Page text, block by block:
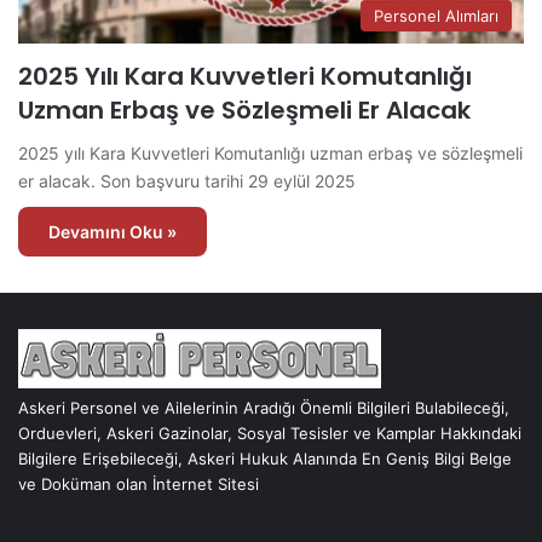
Personel Alımları
2025 Yılı Kara Kuvvetleri Komutanlığı
Uzman Erbaş ve Sözleşmeli Er Alacak
2025 yılı Kara Kuvvetleri Komutanlığı uzman erbaş ve sözleşmeli
er alacak. Son başvuru tarihi 29 eylül 2025
Devamını Oku »
Askeri Personel ve Ailelerinin Aradığı Önemli Bilgileri Bulabileceği,
Orduevleri, Askeri Gazinolar, Sosyal Tesisler ve Kamplar Hakkındaki
Bilgilere Erişebileceği, Askeri Hukuk Alanında En Geniş Bilgi Belge
ve Doküman olan İnternet Sitesi